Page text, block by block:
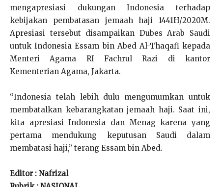
mengapresiasi dukungan Indonesia terhadap
kebijakan pembatasan jemaah haji 1441H/2020M.
Apresiasi tersebut disampaikan Dubes Arab Saudi
untuk Indonesia Essam bin Abed Al-Thaqafi kepada
Menteri Agama RI Fachrul Razi di kantor
Kementerian Agama, Jakarta.
“Indonesia telah lebih dulu mengumumkan untuk
membatalkan kebarangkatan jemaah haji. Saat ini,
kita apresiasi Indonesia dan Menag karena yang
pertama mendukung keputusan Saudi dalam
membatasi haji,” terang Essam bin Abed.
Editor : Nafrizal